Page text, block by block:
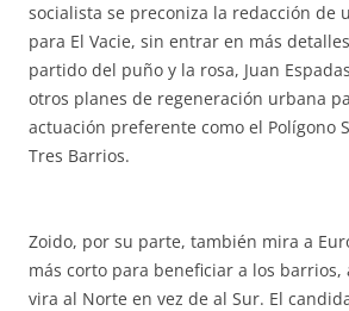
socialista se preconiza la redacción de
para El Vacie, sin entrar en más
partido del puño y la rosa, Juan
otros planes de regeneración urbana
actuación preferente como el Polígono
Tres Barrios.
Zoido, por su parte, también mira a
más corto para beneficiar a los
vira al Norte en vez de al Sur. El